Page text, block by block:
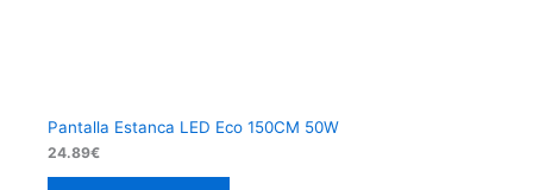
Pantalla Estanca LED Eco 150CM 50W
24.89€